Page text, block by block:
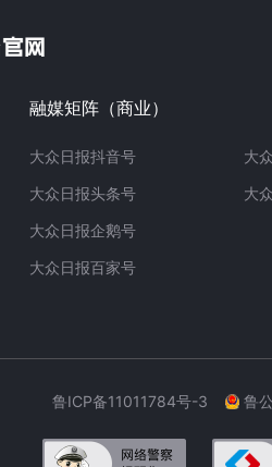
融媒矩阵（商业）
大众日报抖音号
大众日报头条号
大众日报企鹅号
大众日报百家号
大
大
鲁ICP备11011784号-3 鲁